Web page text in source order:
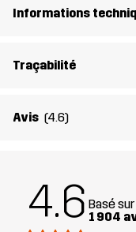
face arrière du
Membrane
Informations
Traçabilité
Avis (4.6)
4.6 Basé
1 904